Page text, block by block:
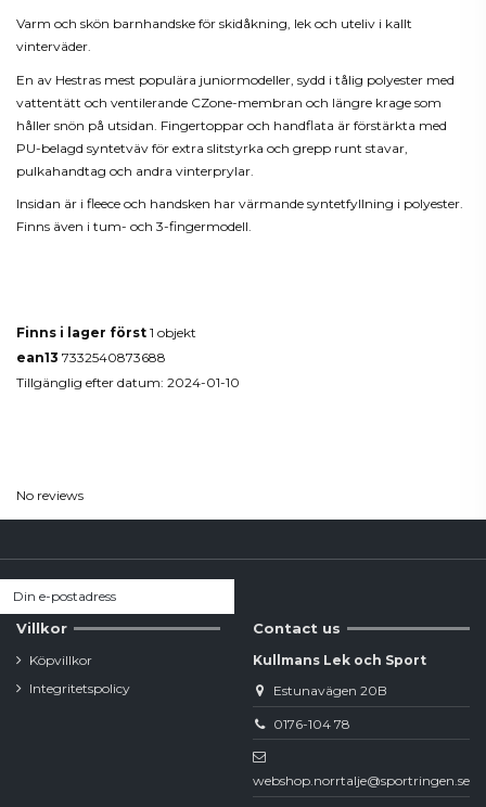
Varm och skön barnhandske för skidåkning, lek och uteliv i kallt
vinterväder.
En av Hestras mest populära juniormodeller, sydd i tålig polyester med
vattentätt och ventilerande CZone-membran och längre krage som
håller snön på utsidan. Fingertoppar och handflata är förstärkta med
PU-belagd syntetväv för extra slitstyrka och grepp runt stavar,
pulkahandtag och andra vinterprylar.
Insidan är i fleece och handsken har värmande syntetfyllning i polyester.
Finns även i tum- och 3-fingermodell.
Finns i lager först 1 objekt
ean13 7332540873688
Tillgänglig efter datum: 2024-01-10
No reviews
Villkor
Köpvillkor
Integritetspolicy
Contact us
Kullmans Lek och Sport
Estunavägen 20B
0176-104 78
webshop.norrtalje@sportringen.se